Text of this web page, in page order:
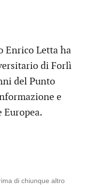
Enrico Letta ha
di Forlì
del Punto
e
Europea.
di chiunque altro